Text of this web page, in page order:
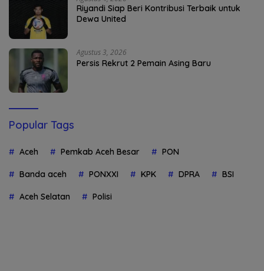
Riyandi Siap Beri Kontribusi Terbaik untuk
Dewa United
Agustus 3, 2026
Persis Rekrut 2 Pemain Asing Baru
Popular Tags
Aceh Pemkab Aceh Besar PON
Banda aceh PONXXI KPK DPRA BSI
Aceh Selatan Polisi